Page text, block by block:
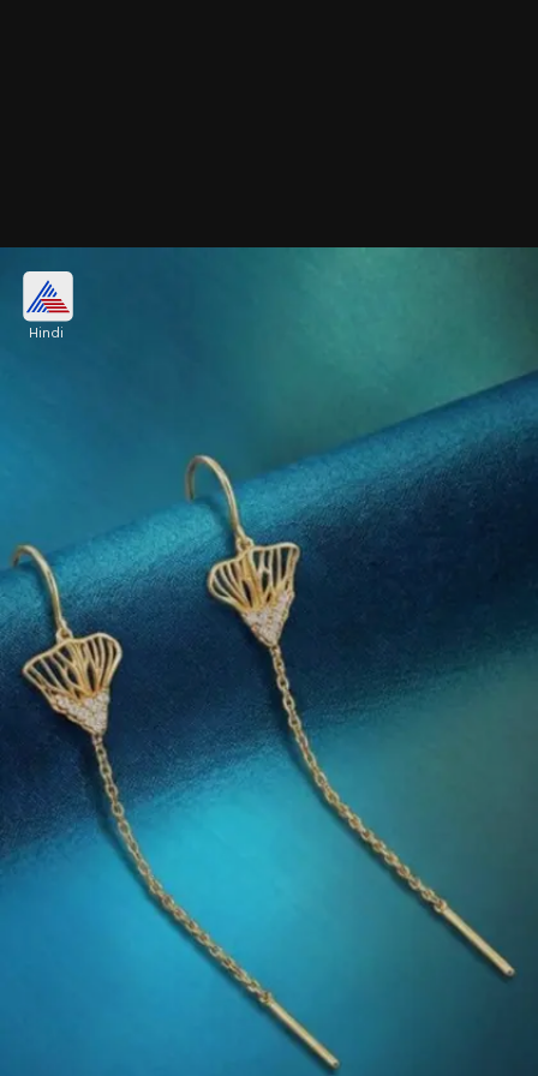
सॉफ्ट फेमिनन लुक चाहती हैं, तो मोती वाली सुई धागा इयररिंग
women के लिए यह ऑफिस और डेली दोनों में एलिगेंट लग
Image credits: Our own
Hindi